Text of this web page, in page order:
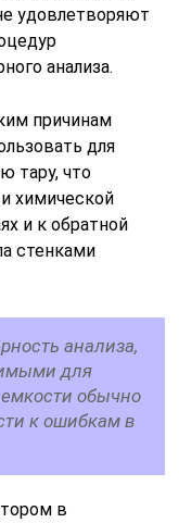
удовлетворяют
анализа.
причинам
для
тару, что
химической
и к обратной
стенками
анализа,
для
обычно
к ошибкам в
в